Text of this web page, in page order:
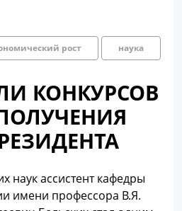
рост
наука
КОНКУРСОВ
наук ассистент кафедры
имени профессора В.Я.